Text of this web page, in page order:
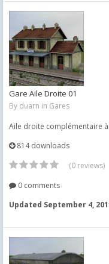
Gare Aile Droite 01
By duarn in Gares
Aile droite complémentaire à
814 downloads
(0 reviews)
0 comments
Updated September 4,